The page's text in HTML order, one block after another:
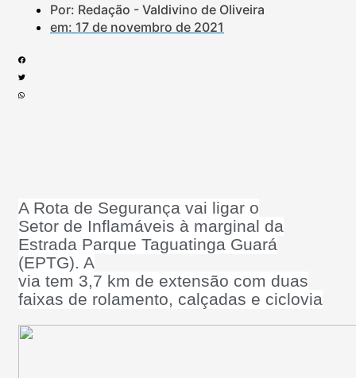
Por: Redação - Valdivino de Oliveira
em: 17 de novembro de 2021
A Rota de Segurança vai ligar o
Setor de Inflamáveis à marginal da
Estrada Parque Taguatinga Guará
(EPTG). A
via tem 3,7 km de extensão com duas
faixas de rolamento, calçadas e ciclovia